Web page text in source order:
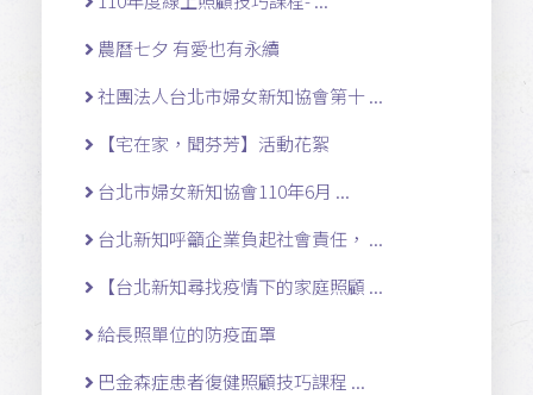
農曆七夕 有愛也有永續
社團法人台北市婦女新知協會第十 ...
【宅在家，聞芬芳】活動花絮
台北市婦女新知協會110年6月 ...
台北新知呼籲企業負起社會責任， ...
【台北新知尋找疫情下的家庭照顧 ...
給長照單位的防疫面罩
巴金森症患者復健照顧技巧課程 ...